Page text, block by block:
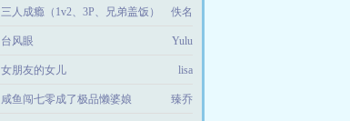
三人成瘾（1v2、3P、兄弟盖饭） 佚名
台风眼 Yulu
女朋友的女儿 lisa
咸鱼闯七零成了极品懒婆娘 臻乔